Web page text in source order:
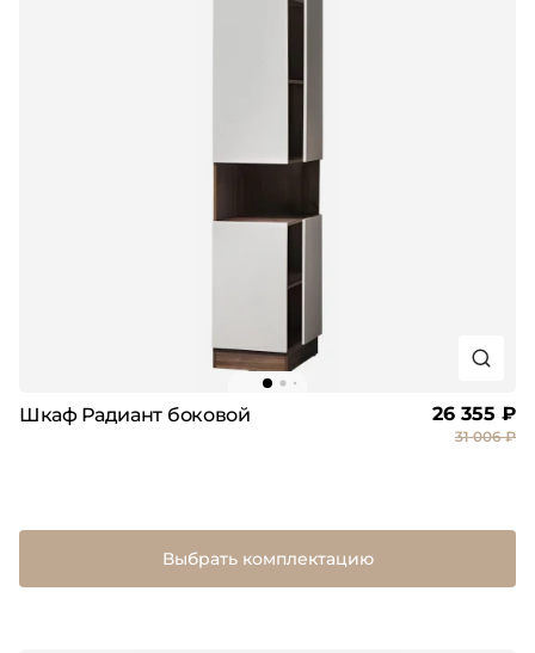
Шкаф Радиант боковой 26 355 ₽
31 006 ₽
Выбрать комплектацию